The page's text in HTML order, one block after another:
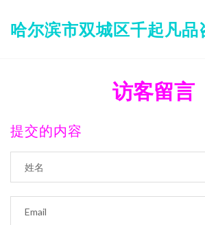
哈尔滨市双城区千起凡品
访客留言
提交的内容